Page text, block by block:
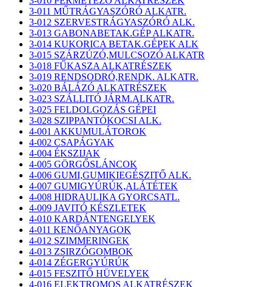
3-011 MŰTRÁGYASZÓRÓ ALKATR.
3-012 SZERVESTRÁGYASZÓRÓ ALK.
3-013 GABONABETAK.GÉP ALKATR.
3-014 KUKORICA BETAK.GÉPEK ALK
3-015 SZÁRZÚZÓ,MULCSOZÓ ALKATR
3-018 FŰKASZA ALKATRÉSZEK
3-019 RENDSODRÓ,RENDK. ALKATR.
3-020 BÁLÁZÓ ALKATRÉSZEK
3-023 SZÁLLITÓ JÁRM.ALKATR.
3-025 FELDOLGOZÁS GÉPEI
3-028 SZIPPANTÓKOCSI ALK.
4-001 AKKUMULÁTOROK
4-002 CSAPÁGYAK
4-004 ÉKSZIJAK
4-005 GÖRGŐSLÁNCOK
4-006 GUMI,GUMIKIEGÉSZITŐ ALK.
4-007 GUMIGYÚRÚK,ALÁTÉTEK
4-008 HIDRAULIKA GYORCSATL.
4-009 JAVITÓ KÉSZLETEK
4-010 KARDÁNTENGELYEK
4-011 KENŐANYAGOK
4-012 SZIMMERINGEK
4-013 ZSIRZÓGOMBOK
4-014 ZÉGERGYÚRÚK
4-015 FESZITŐ HÜVELYEK
4-016 ELEKTROMOS ALKATRÉSZEK